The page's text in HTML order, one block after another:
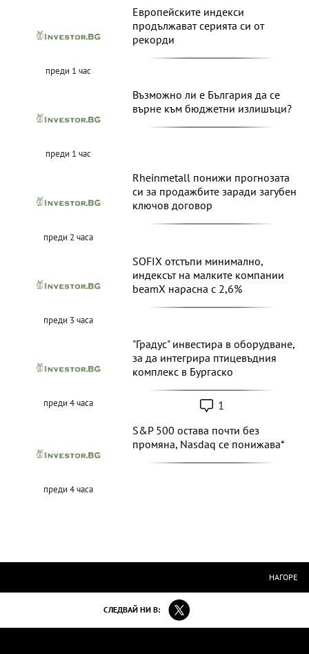
преди 1 час
Европейските индекси
продължават серията си от
рекорди
преди 1 час
Възможно ли е България да се
върне към бюджетни излишъци?
преди 2 часа
Rheinmetall понижи прогнозата
си за продажбите заради загубен
ключов договор
преди 3 часа
SOFIX отстъпи минимално,
индексът на малките компании
beamX нарасна с 2,6%
преди 4 часа
"Градус" инвестира в оборудване,
за да интегрира птицевъдния
комплекс в Бургаско
1
преди 4 часа
S&P 500 остава почти без
промяна, Nasdaq се понижава*
НАГОРЕ
СЛЕДВАЙ НИ В: